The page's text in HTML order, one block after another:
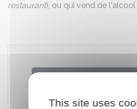
restaurant), ou qui vend de
Ministère chargé de
This site uses